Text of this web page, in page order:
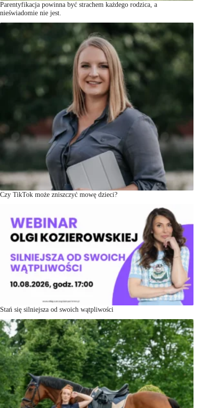
Parentyfikacja powinna być strachem każdego rodzica, a
nieświadomie nie jest.
Czy TikTok może zniszczyć mowę dzieci?
Stań się silniejsza od swoich wątpliwości